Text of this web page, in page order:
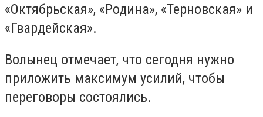
«Октябрьская», «Родина», «Терновская» и
«Гвардейская».
Волынец отмечает, что сегодня нужно
приложить максимум усилий, чтобы
переговоры состоялись.